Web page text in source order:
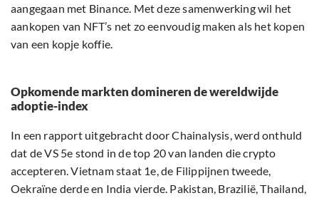
aangegaan met Binance. Met deze samenwerking wil het
aankopen van NFT’s net zo eenvoudig maken als het kopen
van een kopje koffie.
Opkomende markten domineren de wereldwijde
adoptie-index
In een rapport uitgebracht door Chainalysis, werd onthuld
dat de VS 5e stond in de top 20 van landen die crypto
accepteren. Vietnam staat 1e, de Filippijnen tweede,
Oekraïne derde en India vierde. Pakistan, Brazilië, Thailand,